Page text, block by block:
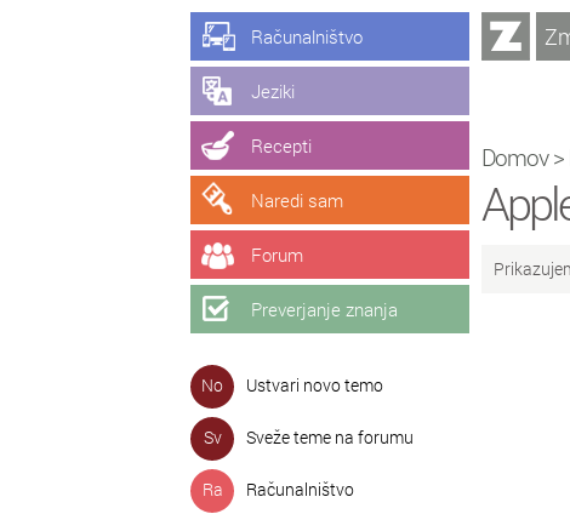
Računalništvo
Jeziki
Recepti
Naredi sam
Forum
Preverjanje znanja
No Ustvari novo temo
Sv Sveže teme na forumu
Ra Računalništvo
Domov>